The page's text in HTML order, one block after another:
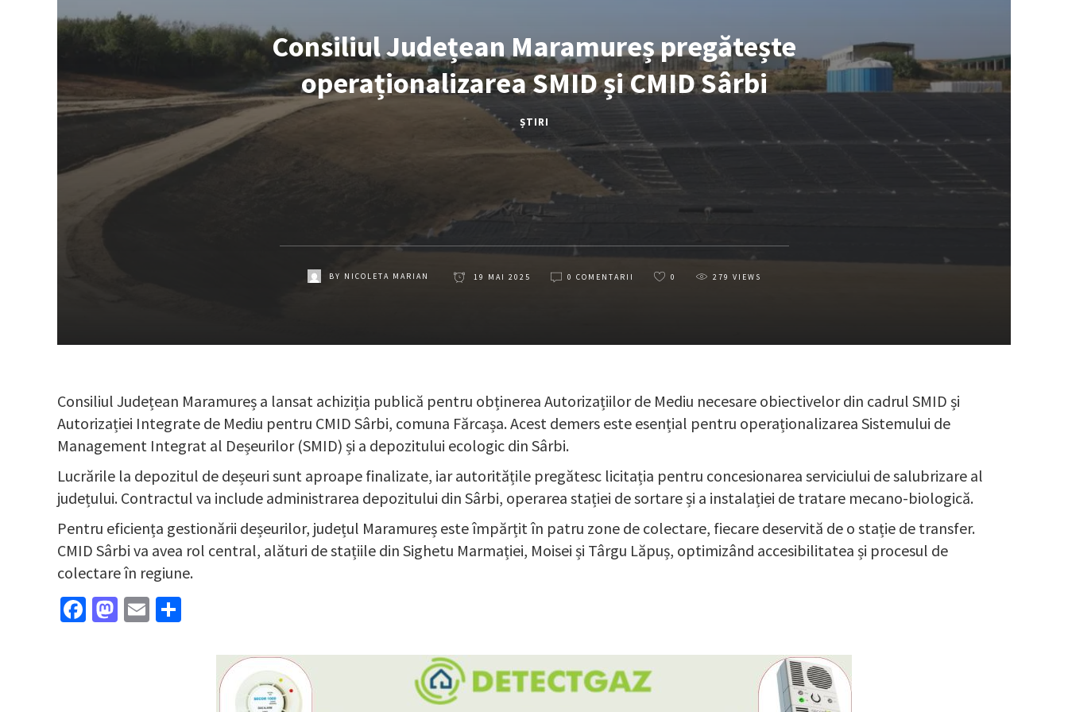
Consiliul Județean Maramureș pregătește
operaționalizarea SMID și CMID Sârbi
ȘTIRI
BY NICOLETA MARIAN 19 MAI 2025 0 COMENTARII 0 279 VIEWS
Consiliul Județean Maramureș a lansat achiziția publică pentru obținerea Autorizațiilor de Mediu necesare obiectivelor din cadrul SMID și
Autorizației Integrate de Mediu pentru CMID Sârbi, comuna Fărcașa. Acest demers este esențial pentru operaționalizarea Sistemului de
Management Integrat al Deșeurilor (SMID) și a depozitului ecologic din Sârbi.
Lucrările la depozitul de deșeuri sunt aproape finalizate, iar autoritățile pregătesc licitația pentru concesionarea serviciului de salubrizare al
județului. Contractul va include administrarea depozitului din Sârbi, operarea stației de sortare și a instalației de tratare mecano-biologică.
Pentru eficiența gestionării deșeurilor, județul Maramureș este împărțit în patru zone de colectare, fiecare deservită de o stație de transfer.
CMID Sârbi va avea rol central, alături de stațiile din Sighetu Marmației, Moisei și Târgu Lăpuș, optimizând accesibilitatea și procesul de
colectare în regiune.
Facebook
Mastodon
Email